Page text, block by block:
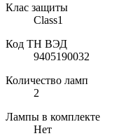
Клас защиты
Class1
Код ТН ВЭД
9405190032
Количество ламп
2
Лампы в комплекте
Нет